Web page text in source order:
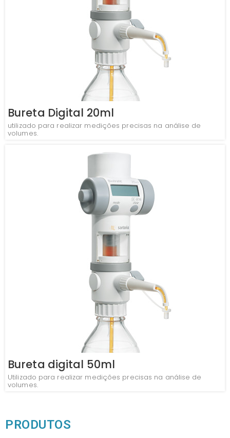
Bureta Digital 20ml
utilizado para realizar medições precisas na análise de
volumes.
Bureta digital 50ml
Utilizado para realizar medições precisas na análise de
volumes.
PRODUTOS